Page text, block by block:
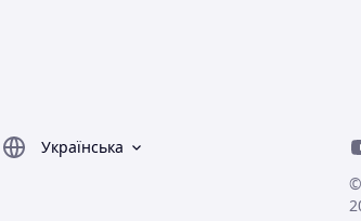
Українська